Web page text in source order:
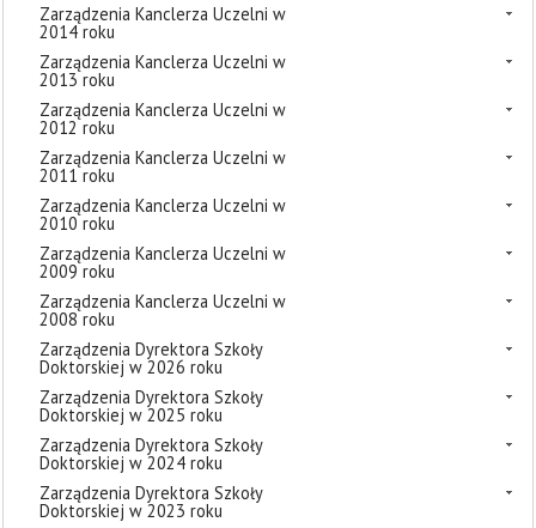
Zarządzenia Kanclerza Uczelni w
2014 roku
Zarządzenia Kanclerza Uczelni w
2013 roku
Zarządzenia Kanclerza Uczelni w
2012 roku
Zarządzenia Kanclerza Uczelni w
2011 roku
Zarządzenia Kanclerza Uczelni w
2010 roku
Zarządzenia Kanclerza Uczelni w
2009 roku
Zarządzenia Kanclerza Uczelni w
2008 roku
Zarządzenia Dyrektora Szkoły
Doktorskiej w 2026 roku
Zarządzenia Dyrektora Szkoły
Doktorskiej w 2025 roku
Zarządzenia Dyrektora Szkoły
Doktorskiej w 2024 roku
Zarządzenia Dyrektora Szkoły
Doktorskiej w 2023 roku